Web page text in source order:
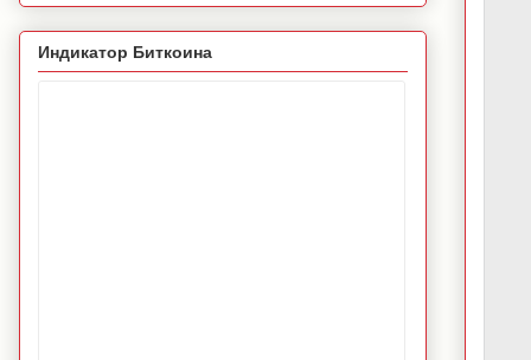
Индикатор Биткоина